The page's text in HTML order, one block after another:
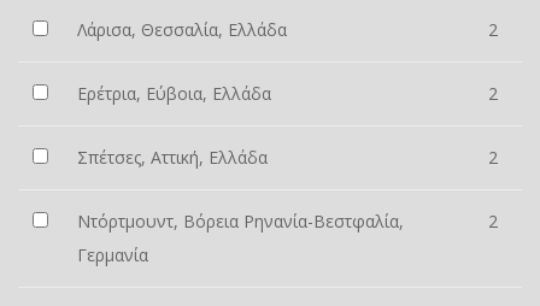
Λάρισα, Θεσσαλία, Ελλάδα 2
Ερέτρια, Εύβοια, Ελλάδα 2
Σπέτσες, Αττική, Ελλάδα 2
Ντόρτμουντ, Βόρεια Ρηνανία-Βεστφαλία,
Γερμανία
2